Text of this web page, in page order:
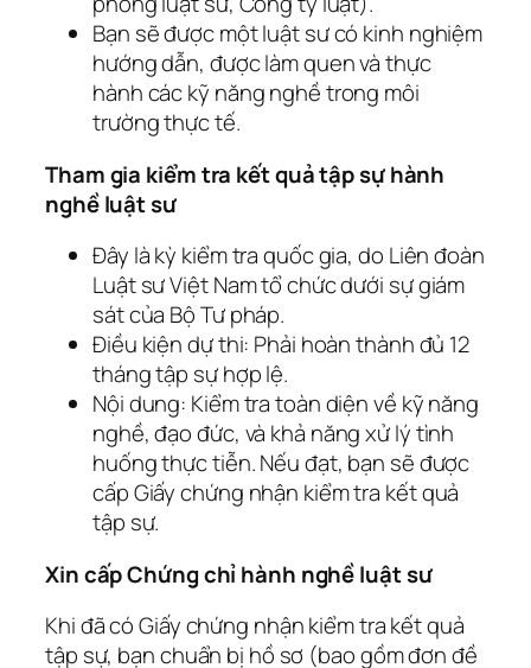
Bạn sẽ được một luật sư có kinh nghiệm
hướng dẫn, được làm quen và thực
hành các kỹ năng nghề trong môi
trường thực tế.
Tham gia kiểm tra kết quả tập sự hành
nghề luật sư
Đây là kỳ kiểm tra quốc gia, do Liên đoàn
Luật sư Việt Nam tổ chức dưới sự giám
sát của Bộ Tư pháp.
Điều kiện dự thi: Phải hoàn thành đủ 12
tháng tập sự hợp lệ.
Nội dung: Kiểm tra toàn diện về kỹ năng
nghề, đạo đức, và khả năng xử lý tình
huống thực tiễn. Nếu đạt, bạn sẽ được
cấp Giấy chứng nhận kiểm tra kết quả
tập sự.
Xin cấp Chứng chỉ hành nghề luật sư
Khi đã có Giấy chứng nhận kiểm tra kết quả
tập sự, bạn chuẩn bị hồ sơ (bao gồm đơn đề